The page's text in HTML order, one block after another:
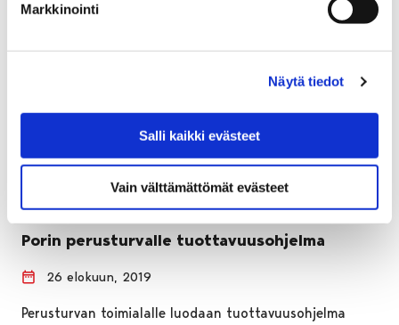
Markkinointi
Näytä tiedot
Salli kaikki evästeet
Vain välttämättömät evästeet
Porin perusturvalle tuottavuusohjelma
26 elokuun, 2019
Perusturvan toimialalle luodaan tuottavuusohjelma